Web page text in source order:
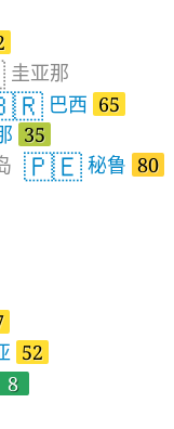
圭亚那
巴西 65
35
🇵🇪 秘鲁 80
52
8